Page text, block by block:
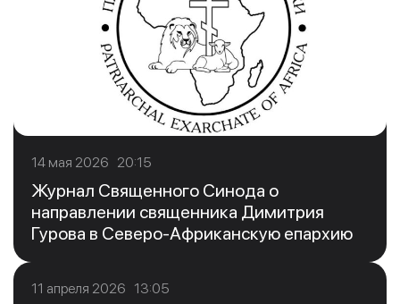
14 мая 2026 20:15
Журнал Священного Синода о
направлении священника Димитрия
Гурова в Северо-Африканскую епархию
11 апреля 2026 13:05